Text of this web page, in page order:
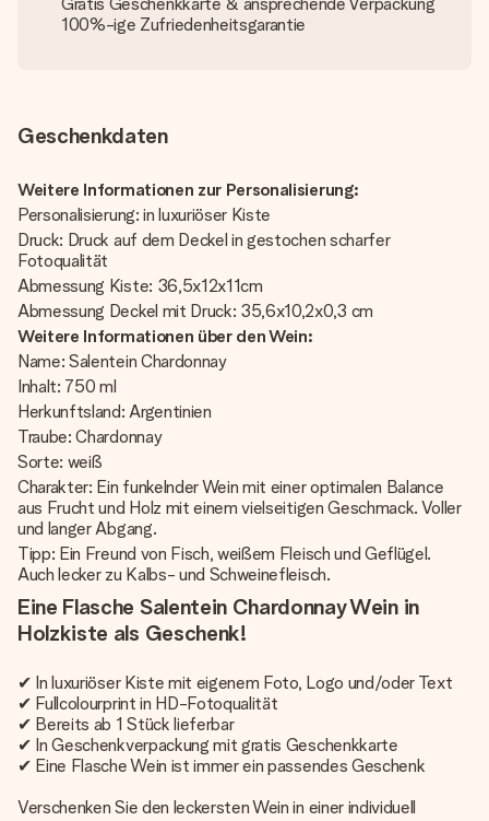
100%-ige Zufriedenheitsgarantie
Geschenkdaten
Weitere Informationen zur Personalisierung:
Personalisierung: in luxuriöser Kiste
Druck: Druck auf dem Deckel in gestochen scharfer
Fotoqualität
Abmessung Kiste: 36,5x12x11cm
Abmessung Deckel mit Druck: 35,6x10,2x0,3 cm
Weitere Informationen über den Wein:
Name: Salentein Chardonnay
Inhalt: 750 ml
Herkunftsland: Argentinien
Traube: Chardonnay
Sorte: weiß
Charakter: Ein funkelnder Wein mit einer optimalen Balance
aus Frucht und Holz mit einem vielseitigen Geschmack. Voller
und langer Abgang.
Tipp: Ein Freund von Fisch, weißem Fleisch und Geflügel.
Auch lecker zu Kalbs- und Schweinefleisch.
Eine Flasche Salentein Chardonnay Wein in
Holzkiste als Geschenk!
✔ In luxuriöser Kiste mit eigenem Foto, Logo und/oder Text
✔ Fullcolourprint in HD-Fotoqualität
✔ Bereits ab 1 Stück lieferbar
✔ In Geschenkverpackung mit gratis Geschenkkarte
✔ Eine Flasche Wein ist immer ein passendes Geschenk
Verschenken Sie den leckersten Wein in einer individuell